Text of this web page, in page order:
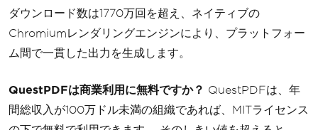
ダウンロード数は1770万回を超え、ネイティブの
Chromiumレンダリングエンジンにより、プラットフォー
ム間で一貫した出力を生成します。
QuestPDFは商業利用に無料ですか？ QuestPDFは、年
間総収入が100万ドル未満の組織であれば、MITライセンス